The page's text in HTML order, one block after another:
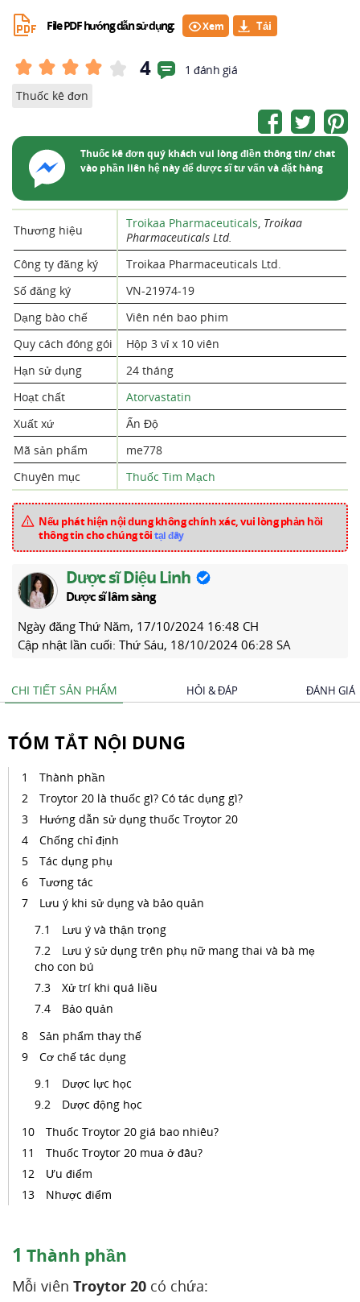
File PDF hướng dẫn sử dụng: Xem
4
1 đánh giá
Thuốc kê đơn
Thuốc kê đơn quý khách vui lòng điền thông tin/ chat
vào phần liên hệ này để dược sĩ tư vấn và đặt hàng
Thương hiệu Troikaa Pharmaceuticals, Troikaa
Pharmaceuticals Ltd.
Công ty đăng ký
Troikaa Pharmaceuticals Ltd.
Số đăng ký
VN-21974-19
Dạng bào chế
Viên nén bao phim
Quy cách đóng gói
Hộp 3 vỉ x 10 viên
Hạn sử dụng
24 tháng
Hoạt chất
Atorvastatin
Xuất xứ
Ấn Độ
Mã sản phẩm
me778
Chuyên mục
Thuốc Tim Mạch
Nếu phát hiện nội dung không chính xác, vui lòng phản hồi
thông tin cho chúng tôitại đây
Dược sĩ Diệu Linh
Dược sĩ lâm sàng
Ngày đăng Thứ Năm, 17/10/2024 16:48 CH
Cập nhật lần cuối: Thứ Sáu, 18/10/2024 06:28 SA
CHI TIẾT SẢN PHẨM HỎI & ĐÁP ĐÁNH GIÁ
TÓM TẮT NỘI DUNG
Thành phần
Troytor 20 là thuốc gì? Có tác dụng gì?
Hướng dẫn sử dụng thuốc Troytor 20
Chống chỉ định
Tác dụng phụ
Tương tác
Lưu ý khi sử dụng và bảo quản
Lưu ý và thận trọng
Lưu ý sử dụng trên phụ nữ mang thai và bà mẹ
cho con bú
Xử trí khi quá liều
Bảo quản
Sản phẩm thay thế
Cơ chế tác dụng
Dược lực học
Dược động học
Thuốc Troytor 20 giá bao nhiêu?
Thuốc Troytor 20 mua ở đâu?
Ưu điểm
Nhược điểm
1 Thành phần
Mỗi viên Troytor 20 có chứa: